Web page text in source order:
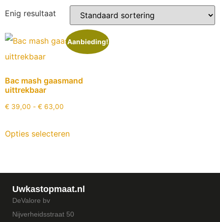
Enig resultaat
Aanbieding!
Bac mash gaasmand
uittrekbaar
€ 39,00 - € 63,00
Opties selecteren
Uwkastopmaat.nl
DeValore bv
Nijverheidsstraat 50